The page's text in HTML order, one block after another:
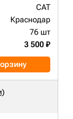
CAT
Краснодар
76 шт
3 500 ₽